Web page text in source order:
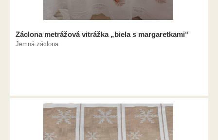
Záclona metrážová vitrážka „biela s margaretkami“
Jemná záclona